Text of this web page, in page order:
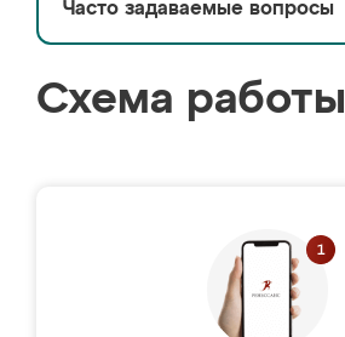
Часто задаваемые вопросы
Схема работы